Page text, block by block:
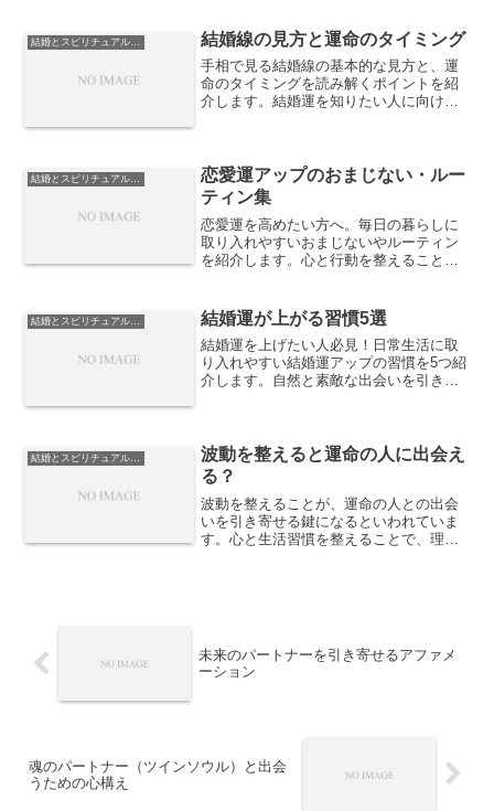
ります。
結婚線の見方と運命のタイミング
手相で見る結婚線の基本的な見方と、運
命のタイミングを読み解くポイントを紹
介します。結婚運を知りたい人に向け
恋愛運アップのおまじない・ルー
ティン集
恋愛運を高めたい方へ。毎日の暮らしに
取り入れやすいおまじないやルーティン
を紹介します。心と行動を整えること
結婚運が上がる習慣5選
結婚運を上げたい人必見！日常生活に取
り入れやすい結婚運アップの習慣を5つ紹
介します。自然と素敵な出会いを引き寄
波動を整えると運命の人に出会え
る？
波動を整えることが、運命の人との出会
いを引き寄せる鍵になるといわれていま
す。心と生活習慣を整えることで、理想
未来のパートナーを引き寄せるアファメ
ーション
魂のパートナー（ツインソウル）と出会
うための心構え